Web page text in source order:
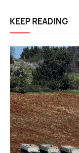
KEEP READING